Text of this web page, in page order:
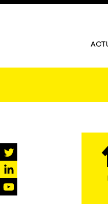
twitter
linkedin